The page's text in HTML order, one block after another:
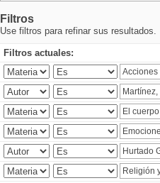
Filtros
Use filtros para refinar sus resultados.
Filtros actuales: